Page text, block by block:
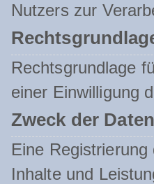
Nutzers zur
Rechtsgrundlage
einer Einwilligung
Zweck der
Eine
Inhalte und